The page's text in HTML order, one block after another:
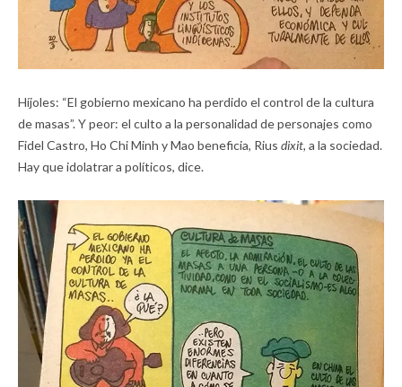
Híjoles: “El gobierno mexicano ha perdido el control de la cultura
de masas”. Y peor: el culto a la personalidad de personajes como
Fidel Castro, Ho Chi Minh y Mao beneficia, Rius dixit, a la sociedad.
Hay que idolatrar a políticos, dice.